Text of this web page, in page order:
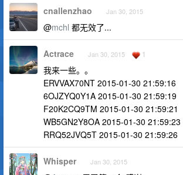
cnallenzhao Jan 30, 2015
@mchl 都无效了...
Actrace Jan 30, 2015 1
我来一些。。
ERVVAX70NT 2015-01-30 21:59:16
6OJZYQ0Y1A 2015-01-30 21:59:19
F20K2CQ9TM 2015-01-30 21:59:21
WB5GN2Y8OA 2015-01-30 21:59:23
RRQ52JVQ5T 2015-01-30 21:59:26
Whisper Jan 30, 2015